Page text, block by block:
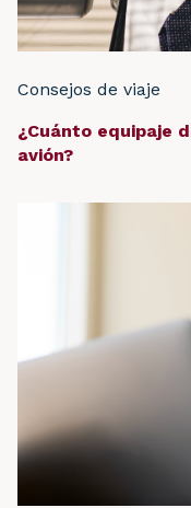
Consejos de viaje
¿Cuánto equipaje
avión?